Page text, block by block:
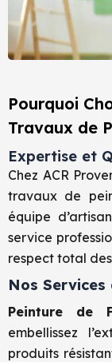
Pourquoi
Travaux de
Expertise et
Chez ACR
travaux de
équipe
service
respect total
Nos Services
Peinture de
embellissez
produits